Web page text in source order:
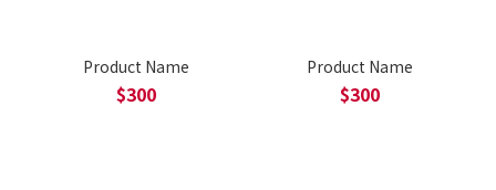
Product Name
$300
Product Name
$300